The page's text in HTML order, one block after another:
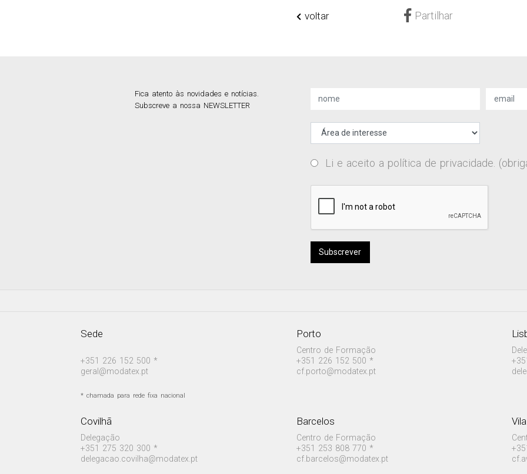
voltar Partilhar
Fica atento às novidades e notícias.
Subscreve a nossa NEWSLETTER
Li e aceito a política de privacidade .
Subscrever
Sede
+351 226 152 500 *
geral@modatex.pt
* chamada para rede fixa nacional
Porto
Centro de Formação
+351 226 152 500 *
cf.porto@modatex.pt
Covilhã
Delegação
+351 275 320 300 *
delegacao.covilha@modatex.pt
Barcelos
Centro de Formação
+351 253 808 770 *
cf.barcelos@modatex.pt